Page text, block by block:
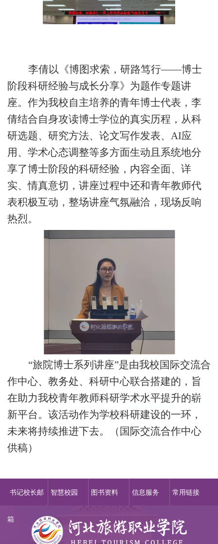
李倩以《博图求索，研路笃行——博士
阶段科研经验与成长分享》为题作专题讲
座。作为我校自主培养的青年博士代表，李
倩结合自身攻读博士学位的真实历程，从科
研选题、研究方法、论文写作发表、 AI应
用、 学术心态调整等多方面生动且 系统地分
享了博士阶段的科研经验，内容全面、 详
实、情真意切 ， 讲座过程中还和青年教师代
表积极互动，整场讲座气氛融洽， 现场反响
热烈。
“旅院博士系列讲座”是由我校国际交流合
作中心、教务处、科研中心联合搭建的，旨
在助力我校青年教师科研学术水平提升的崭
新平台。该活动作为学校科研建设的一环，
未来将持续推进下去。
（国际交流合作中心
供稿）
书记校长邮
箱
智慧校园 图书资料 信息服务 常用链接